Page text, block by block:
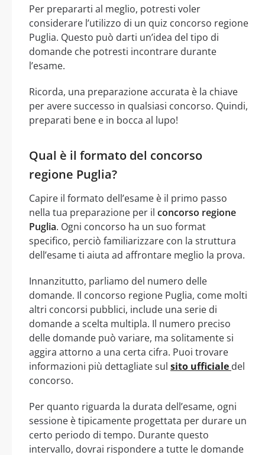
Per prepararti al meglio, potresti voler
considerare l’utilizzo di un quiz concorso regione
Puglia. Questo può darti un’idea del tipo di
domande che potresti incontrare durante
l’esame.
Ricorda, una preparazione accurata è la chiave
per avere successo in qualsiasi concorso. Quindi,
preparati bene e in bocca al lupo!
Qual è il formato del concorso
regione Puglia?
Capire il formato dell’esame è il primo passo
nella tua preparazione per il concorso regione
Puglia. Ogni concorso ha un suo format
specifico, perciò familiarizzare con la struttura
dell’esame ti aiuta ad affrontare meglio la prova.
Innanzitutto, parliamo del numero delle
domande. Il concorso regione Puglia, come molti
altri concorsi pubblici, include una serie di
domande a scelta multipla. Il numero preciso
delle domande può variare, ma solitamente si
aggira attorno a una certa cifra. Puoi trovare
informazioni più dettagliate sul sito ufficiale del
concorso.
Per quanto riguarda la durata dell’esame, ogni
sessione è tipicamente progettata per durare un
certo periodo di tempo. Durante questo
intervallo, dovrai rispondere a tutte le domande